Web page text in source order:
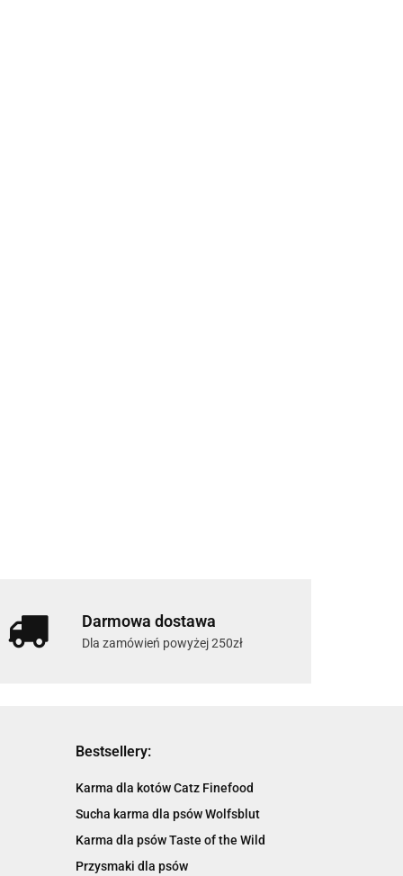
Darmowa dostawa
Dla zamówień powyżej 250zł
Bestsellery:
Karma dla kotów Catz Finefood
Sucha karma dla psów Wolfsblut
Karma dla psów Taste of the Wild
Przysmaki dla psów